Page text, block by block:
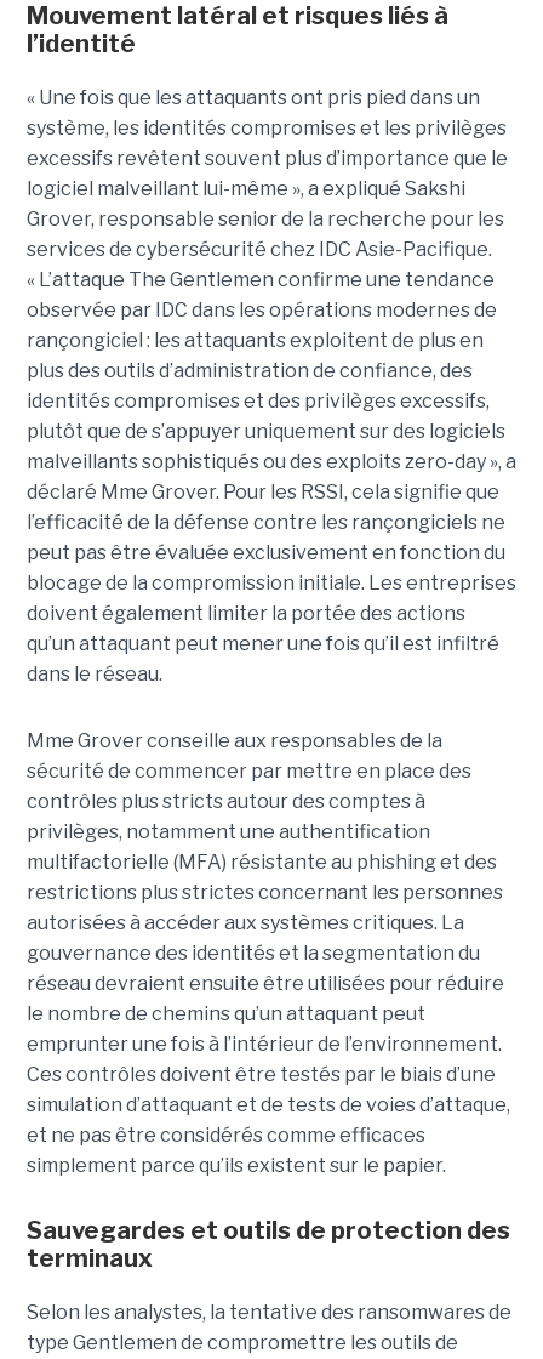
Mouvement latéral et risques liés à
l’identité
« Une fois que les attaquants ont pris pied dans un
système, les identités compromises et les privilèges
excessifs revêtent souvent plus d’importance que le
logiciel malveillant lui-même », a expliqué Sakshi
Grover, responsable senior de la recherche pour les
services de cybersécurité chez IDC Asie-Pacifique.
« L’attaque The Gentlemen confirme une tendance
observée par IDC dans les opérations modernes de
rançongiciel : les attaquants exploitent de plus en
plus des outils d’administration de confiance, des
identités compromises et des privilèges excessifs,
plutôt que de s’appuyer uniquement sur des logiciels
malveillants sophistiqués ou des exploits zero-day », a
déclaré Mme Grover. Pour les RSSI, cela signifie que
l’efficacité de la défense contre les rançongiciels ne
peut pas être évaluée exclusivement en fonction du
blocage de la compromission initiale. Les entreprises
doivent également limiter la portée des actions
qu’un attaquant peut mener une fois qu’il est infiltré
dans le réseau.
Mme Grover conseille aux responsables de la
sécurité de commencer par mettre en place des
contrôles plus stricts autour des comptes à
privilèges, notamment une authentification
multifactorielle (MFA) résistante au phishing et des
restrictions plus strictes concernant les personnes
autorisées à accéder aux systèmes critiques. La
gouvernance des identités et la segmentation du
réseau devraient ensuite être utilisées pour réduire
le nombre de chemins qu’un attaquant peut
emprunter une fois à l’intérieur de l’environnement.
Ces contrôles doivent être testés par le biais d’une
simulation d’attaquant et de tests de voies d’attaque,
et ne pas être considérés comme efficaces
simplement parce qu’ils existent sur le papier.
Sauvegardes et outils de protection des
terminaux
Selon les analystes, la tentative des ransomwares de
type Gentlemen de compromettre les outils de